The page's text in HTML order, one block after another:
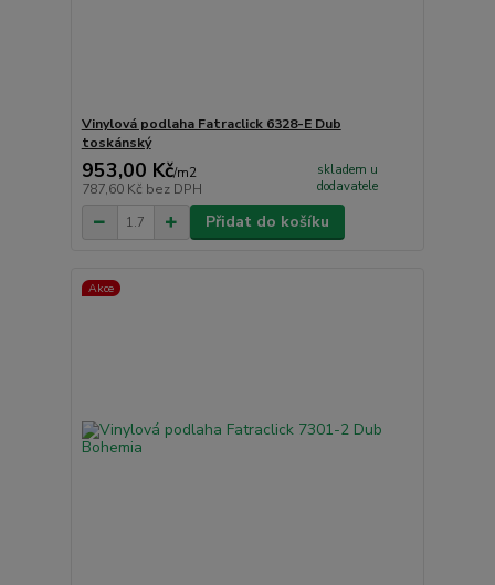
Vinylová podlaha Fatraclick 6328-E Dub
toskánský
953,00 Kč/m2
787,60 Kč bez DPH
skladem u
dodavatele
Přidat do košíku
Akce